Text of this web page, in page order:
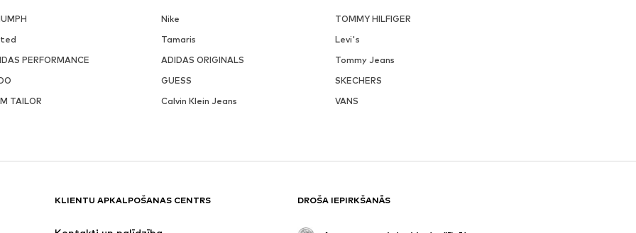
Nike
TOMMY HILFIGER
Tamaris
Levi's
PERFORMANCE
ADIDAS ORIGINALS
Tommy Jeans
GUESS
SKECHERS
TAILOR
Calvin Klein Jeans VANS
KLIENTU APKALPOŠANAS CENTRS DROŠA IEPIRKŠANĀS